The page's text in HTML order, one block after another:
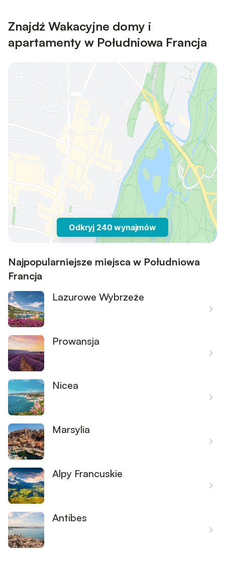
Znajdź Wakacyjne domy i
apartamenty w Południowa Francja
Odkryj 240 wynajmów
Najpopularniejsze miejsca w Południowa
Francja
Lazurowe Wybrzeże
Prowansja
Nicea
Marsylia
Alpy Francuskie
Antibes